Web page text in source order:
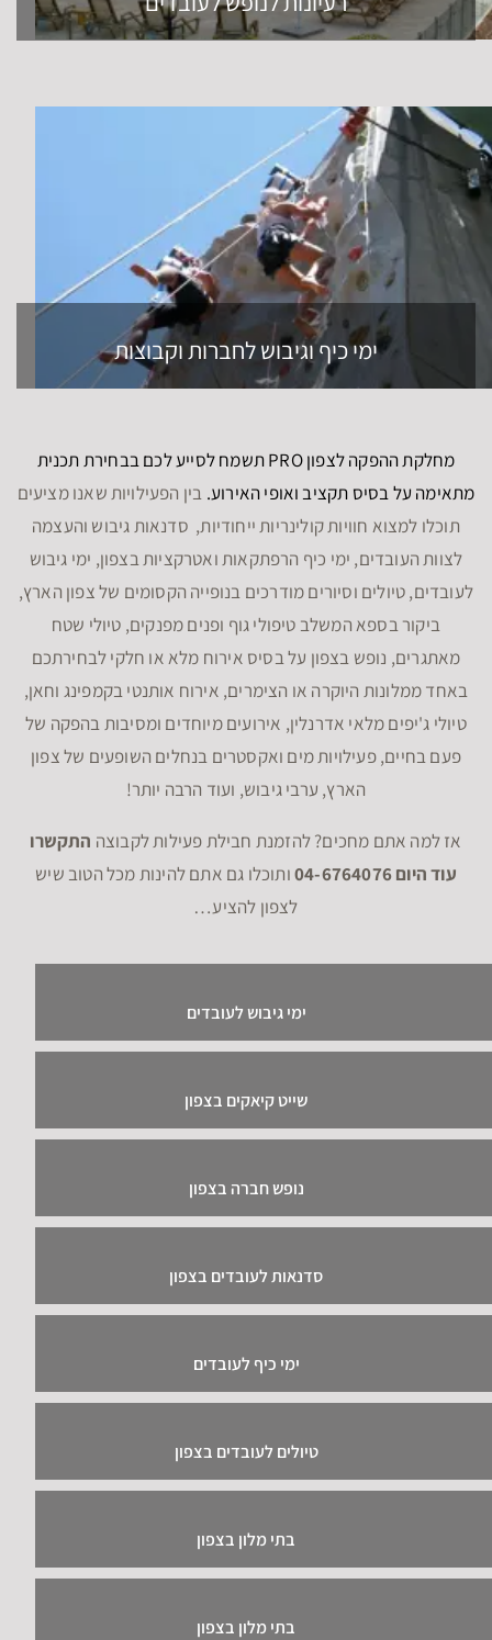
ימי כיף וגיבוש לחברות וקבוצות
מחלקת ההפקה לצפון PRO תשמח לסייע לכם בבחירת תכנית
מתאימה על בסיס תקציב ואופי האירוע. בין הפעילויות שאנו מציעים
תוכלו למצוא חוויות קולינריות ייחודיות, סדנאות גיבוש והעצמה
לצוות העובדים, ימי כיף הרפתקאות ואטרקציות בצפון, ימי גיבוש
לעובדים, טיולים וסיורים מודרכים בנופייה הקסומים של צפון הארץ,
ביקור בספא המשלב טיפולי גוף ופנים מפנקים, טיולי שטח
מאתגרים, נופש בצפון על בסיס אירוח מלא או חלקי לבחירתכם
באחד ממלונות היוקרה או הצימרים, אירוח אותנטי בקמפינג וחאן,
טיולי ג'יפים מלאי אדרנלין, אירועים מיוחדים ומסיבות בהפקה של
פעם בחיים, פעילויות מים ואקסטרים בנחלים השופעים של צפון
הארץ, ערבי גיבוש, ועוד הרבה יותר!
אז למה אתם מחכים? להזמנת חבילת פעילות לקבוצה התקשרו
עוד היום 04-6764076
ותוכלו גם אתם להינות מכל הטוב שיש
לצפון להציע…
ימי גיבוש לעובדים
שייט קיאקים בצפון
נופש חברה בצפון
סדנאות לעובדים בצפון
ימי כיף לעובדים
טיולים לעובדים בצפון
בתי מלון בצפון
בתי מלון בצפון